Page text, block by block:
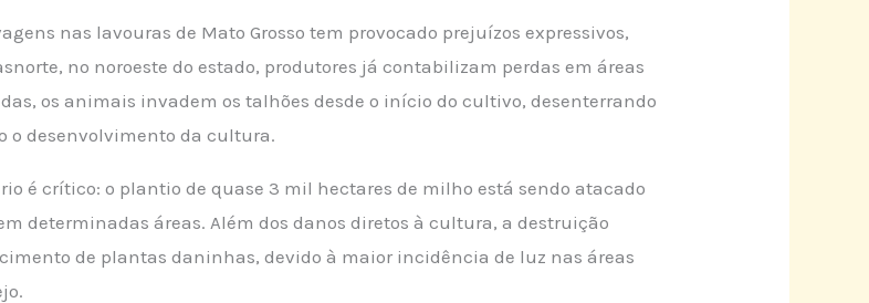
nas lavouras de Mato Grosso tem provocado prejuízos expressivos,
no noroeste do estado, produtores já contabilizam perdas em áreas
os animais invadem os talhões desde o início do cultivo, desenterrando
o desenvolvimento da cultura.
é crítico: o plantio de quase 3 mil hectares de milho está sendo atacado
determinadas áreas. Além dos danos diretos à cultura, a destruição
de plantas daninhas, devido à maior incidência de luz nas áreas